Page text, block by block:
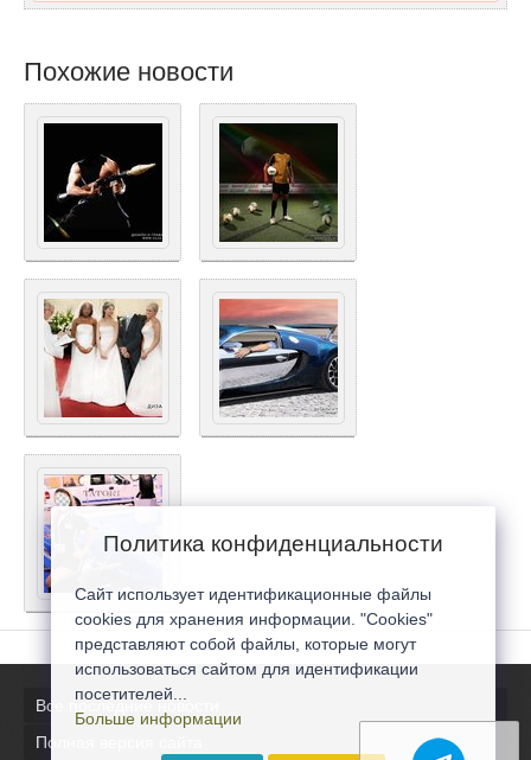
Похожие новости
Все последние новости
Полная версия сайта
Политика конфиденциальности
Сайт использует идентификационные файлы
cookies для хранения информации. "Cookies"
представляют собой файлы, которые могут
использоваться сайтом для идентификации
посетителей...
Больше информации